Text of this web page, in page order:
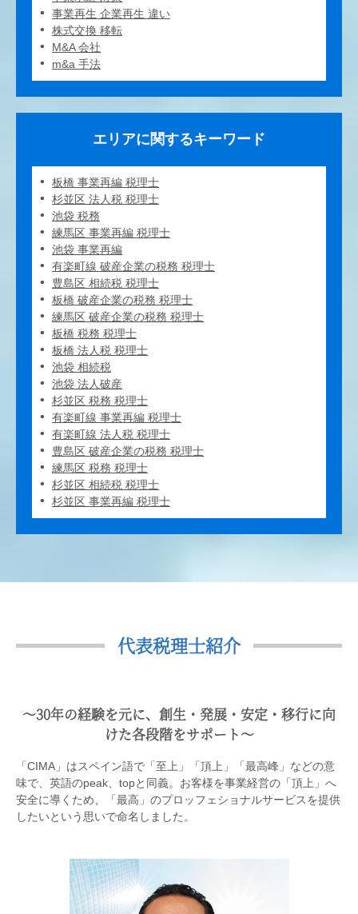
事業再生 企業再生 違い
株式交換 移転
M&A 会社
m&a 手法
エリアに関するキーワード
板橋 事業再編 税理士
杉並区 法人税 税理士
池袋 税務
練馬区 事業再編 税理士
池袋 事業再編
有楽町線 破産企業の税務 税理士
豊島区 相続税 税理士
板橋 破産企業の税務 税理士
練馬区 破産企業の税務 税理士
板橋 税務 税理士
板橋 法人税 税理士
池袋 相続税
池袋 法人破産
杉並区 税務 税理士
有楽町線 事業再編 税理士
有楽町線 法人税 税理士
豊島区 破産企業の税務 税理士
練馬区 税務 税理士
杉並区 相続税 税理士
杉並区 事業再編 税理士
代表税理士紹介
〜30年の経験を元に、創生・発展・安定・移行に向
けた各段階をサポート〜
「CIMA」はスペイン語で「至上」「頂上」「最高峰」などの意
味で、英語のpeak、topと同義。お客様を事業経営の「頂上」へ
安全に導くため、「最高」のプロッフェショナルサービスを提供
したいという思いで命名しました。